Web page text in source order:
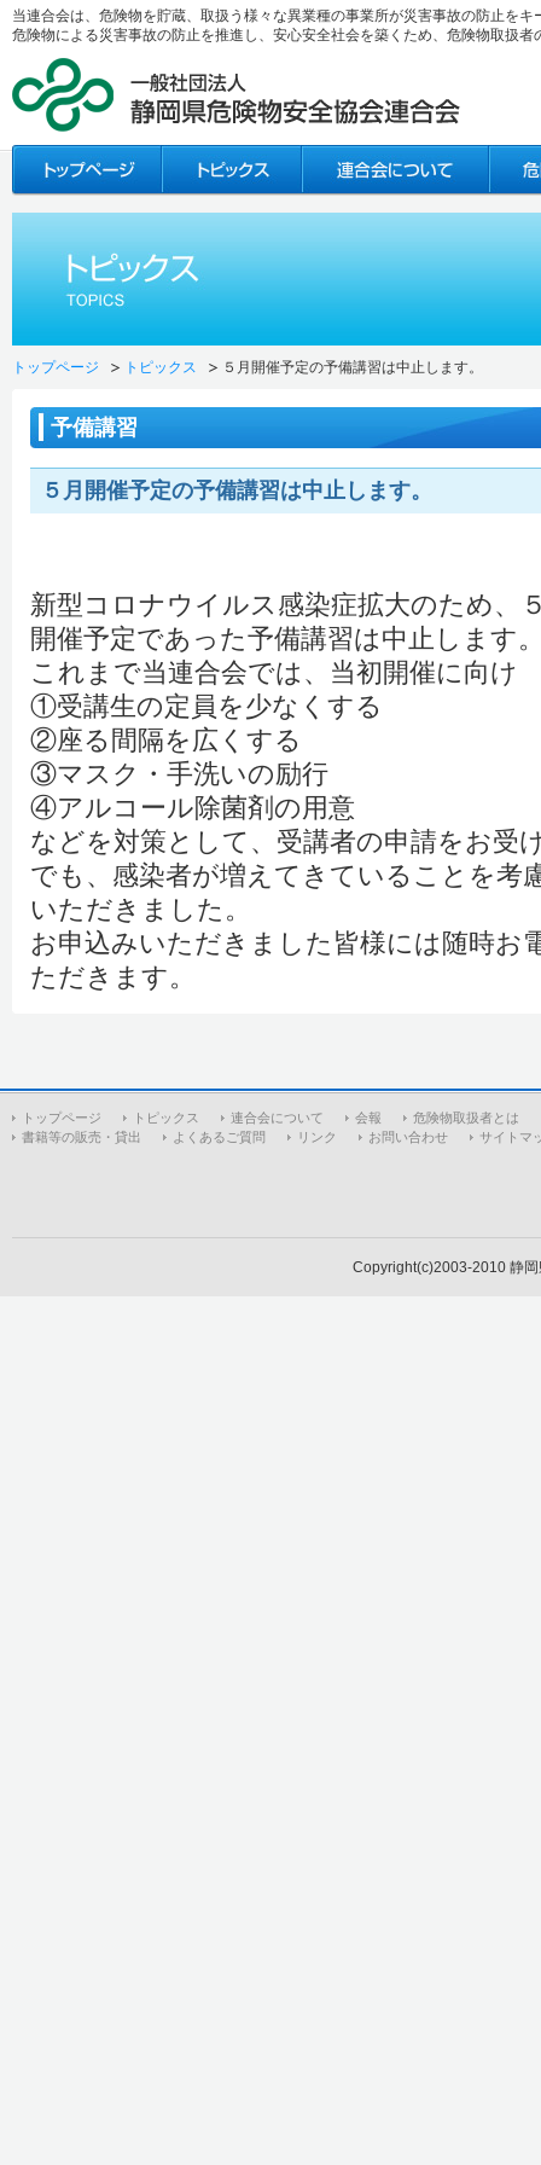
当連合会は、危険物を貯蔵、取扱う様々な異業種の事業所が災害事故の防止を
危険物による災害事故の防止を推進し、安心安全社会を築くため、危険物取扱
トップページ トピックス ５月開催予定の予備講習は中止します。
予備講習
５月開催予定の予備講習は中止します。
新型コロナウイルス感染症拡大のため、
開催予定であった予備講習は中止します
これまで当連合会では、当初開催に向け
①受講生の定員を少なくする
②座る間隔を広くする
③マスク・手洗いの励行
④アルコール除菌剤の用意
などを対策として、受講者の申請をお受
でも、感染者が増えてきていることを考
いただきました。
お申込みいただきました皆様には随時お
ただきます。
トップページ トピックス 連合会について 会報
危険物取扱者とは
書籍等の販売・貸出
よくあるご質問 リンク お問い合わせ サイトマ
Copyright(c)2003-2010 静